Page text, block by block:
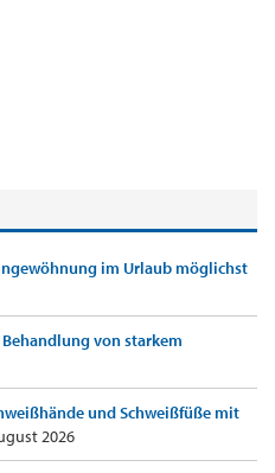
im Urlaub möglichst
von starkem
und Schweißfüße mit
2026